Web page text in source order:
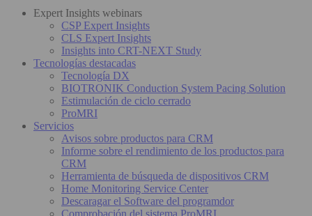
Expert Insights webinars
CSP Expert Insights
CLS Expert Insights
Insights into CRT-NEXT Study
Tecnologías destacadas
Tecnología DX
BIOTRONIK Conduction System Pacing Solution
Estimulación de ciclo cerrado
ProMRI
Servicios
Avisos sobre productos para CRM
Informe sobre el rendimiento de los productos para
CRM
Herramienta de búsqueda de dispositivos CRM
Home Monitoring Service Center
Descaragar el Software del programdor
Comprobación del sistema ProMRI